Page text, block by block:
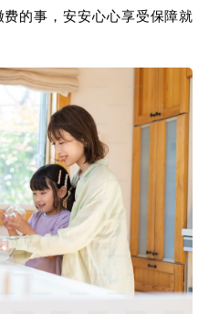
的事，安安心心享受保障就